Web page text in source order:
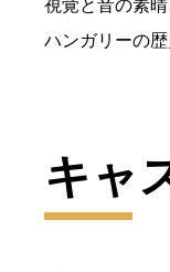
ハンガリーの
キャ